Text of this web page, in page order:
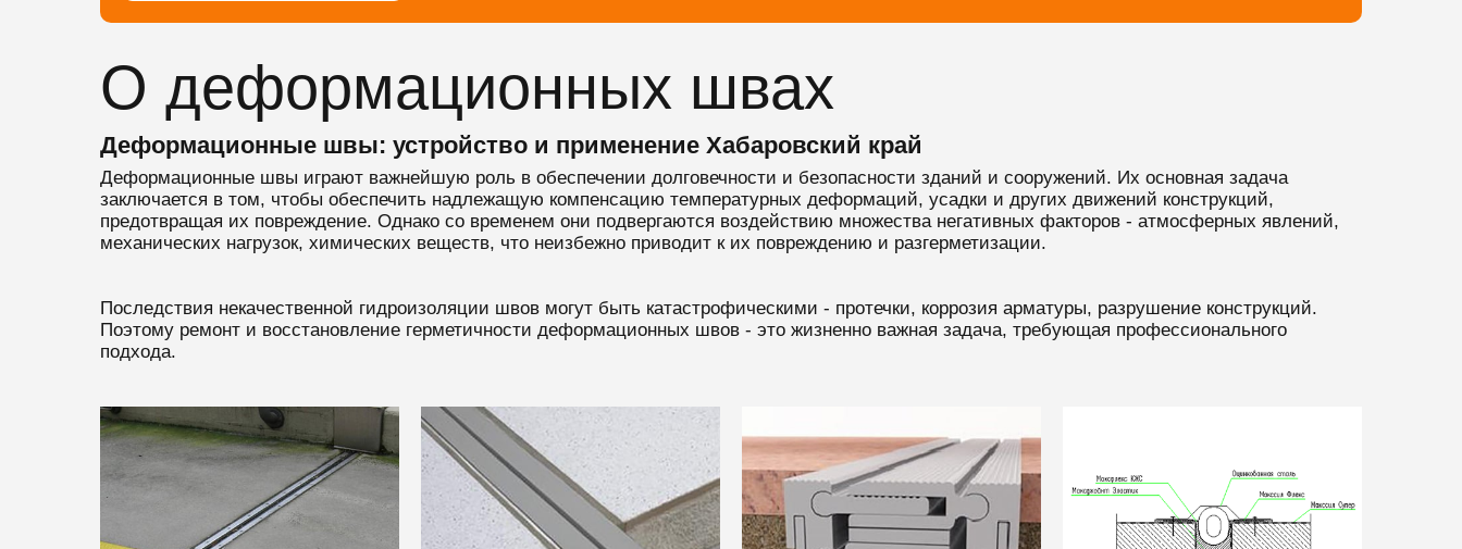
О деформационных швах
Деформационные швы: устройство и применение Хабаровский край
Деформационные швы играют важнейшую роль в обеспечении долговечности и безопасности зданий и сооружений. Их основная задача
заключается в том, чтобы обеспечить надлежащую компенсацию температурных деформаций, усадки и других движений конструкций,
предотвращая их повреждение. Однако со временем они подвергаются воздействию множества негативных факторов - атмосферных явлений,
механических нагрузок, химических веществ, что неизбежно приводит к их повреждению и разгерметизации.
Последствия некачественной гидроизоляции швов могут быть катастрофическими - протечки, коррозия арматуры, разрушение конструкций.
Поэтому ремонт и восстановление герметичности деформационных швов - это жизненно важная задача, требующая профессионального
подхода.